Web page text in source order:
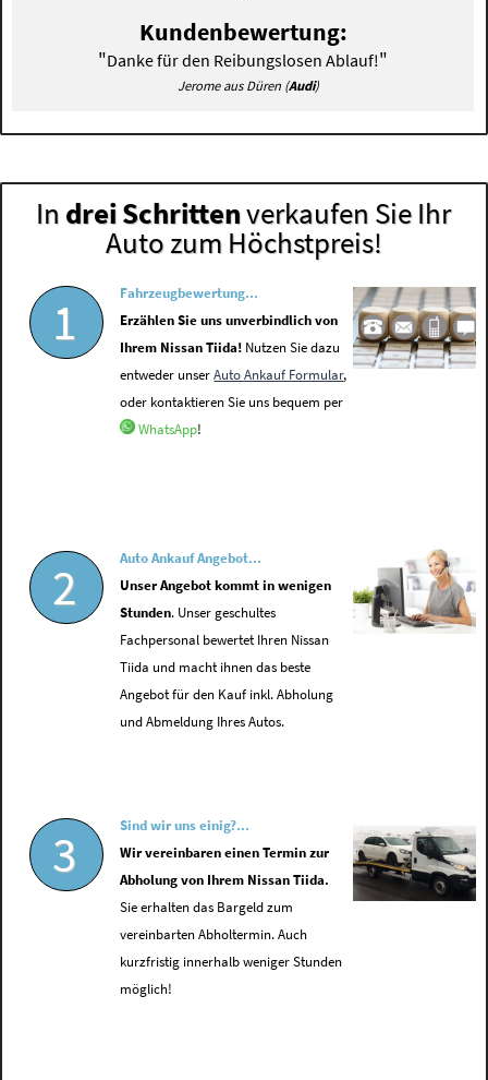
Kundenbewertung:
"Danke für den Reibungslosen Ablauf!"
Jerome aus Düren (Audi)
In drei Schrittenverkaufen Sie Ihr
Auto zum Höchstpreis!
1
Fahrzeugbewertung...
Erzählen Sie uns unverbindlich von
Ihrem Nissan Tiida! Nutzen Sie dazu
entweder unserAuto Ankauf Formular,
oder kontaktieren Sie uns bequem per
WhatsApp!
2
Auto Ankauf Angebot...
Unser Angebot kommt in wenigen
Stunden. Unser geschultes
Fachpersonal bewertet Ihren Nissan
Tiida und macht ihnen das beste
Angebot für den Kauf inkl. Abholung
und Abmeldung Ihres Autos.
3
Sind wir uns einig?...
Wir vereinbaren einen Termin zur
Abholung von Ihrem Nissan Tiida.
Sie erhalten das Bargeld zum
vereinbarten Abholtermin. Auch
kurzfristig innerhalb weniger Stunden
möglich!